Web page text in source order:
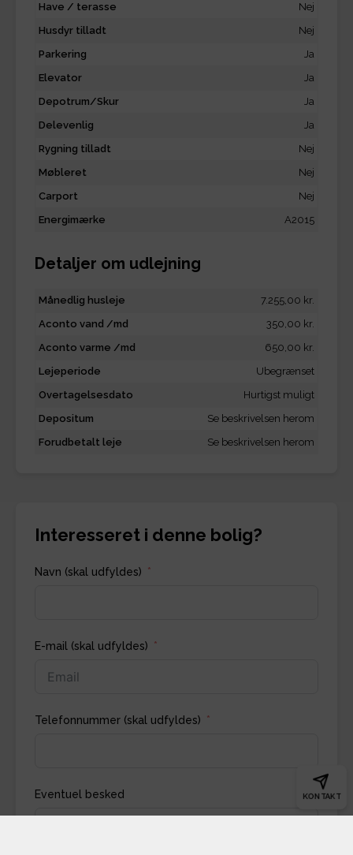
KONTAKT
Have / terasse
Nej
Husdyr tilladt
Nej
Parkering
Ja
Elevator
Ja
Depotrum/Skur
Ja
Delevenlig
Ja
Rygning tilladt
Nej
Møbleret
Nej
Carport
Nej
Energimærke
A2015
Detaljer om udlejning
Månedlig husleje
7.255,00 kr.
Aconto vand /md
350,00 kr.
Aconto varme /md
650,00 kr.
Lejeperiode
Ubegrænset
Overtagelsesdato
Hurtigst muligt
Depositum
Se beskrivelsen herom
Forudbetalt leje
Se beskrivelsen herom
Interesseret i denne bolig?
Navn (skal udfyldes)
E-mail (skal udfyldes)
Telefonnummer (skal udfyldes)
Eventuel besked